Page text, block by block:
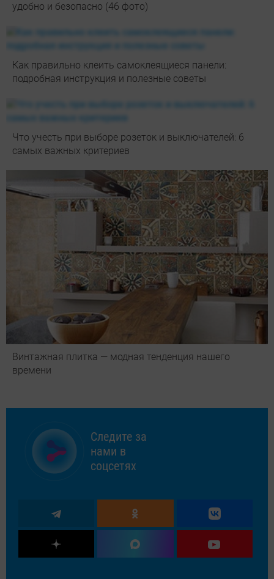
удобно и безопасно (46 фото)
Как правильно клеить самоклеящиеся панели:
подробная инструкция и полезные советы
Что учесть при выборе розеток и выключателей: 6
самых важных критериев
Винтажная плитка — модная тенденция нашего
времени
Следите за
нами в
соцсетях